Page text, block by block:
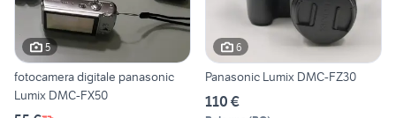
5
fotocamera digitale panasonic
Lumix DMC-FX50
6
Panasonic Lumix DMC-FZ30
110 €